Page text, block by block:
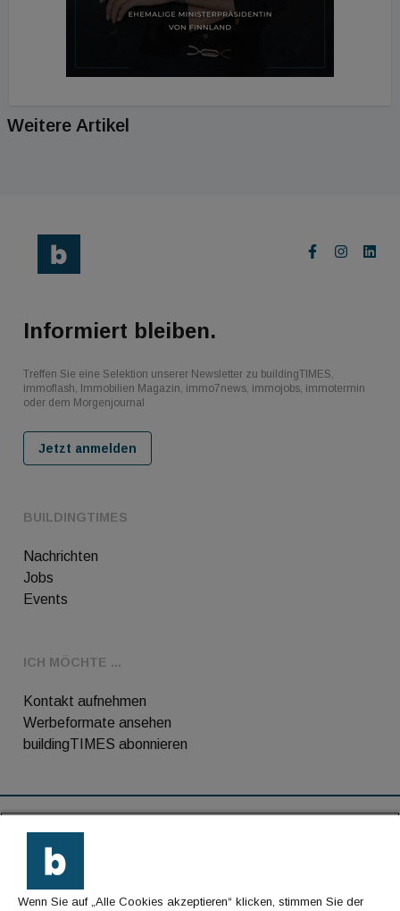
Weitere Artikel
BUILDINGTIMES
Nachrichten
Jobs
Events
ICH MÖCHTE ...
Kontakt aufnehmen
Werbeformate ansehen
buildingTIMES abonnieren
Informiert bleiben.
Treffen Sie eine Selektion unserer Newsletter zu buildingTIMES,
immoflash, Immobilien Magazin, immo7news, immojobs, immotermin
oder dem Morgenjournal
Jetzt anmelden
Kontakt
Impressum
Wenn Sie auf „Alle Cookies akzeptieren“ klicken, stimmen Sie der